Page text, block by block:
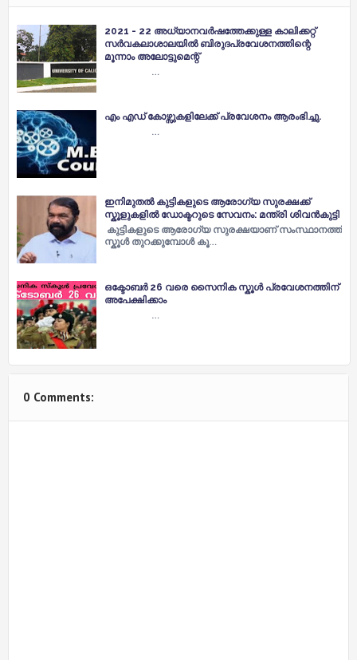
2021 - 22 അധ്യാനവർഷത്തേക്കുള്ള കാലിക്കറ്റ്
സർവകലാശാലയിൽ ബിരുദപ്രവേശനത്തിന്റെ
മൂന്നാം അലോട്ടുമെന്റ്
…
എം എഡ് കോഴ്സുകളിലേക്ക് പ്രവേശനം ആരംഭിച്ചു.
…
ഇനിമുതൽ കുട്ടികളുടെ ആരോഗ്യ സുരക്ഷക്ക്
സ്കൂളുകളിൽ ഡോക്ടറുടെ സേവനം: മന്ത്രി ശിവൻകുട്ടി
കുട്ടികളുടെ ആരോഗ്യ സുരക്ഷയാണ് സംസ്ഥാനത്ത്
സ്കൂൾ തുറക്കുമ്പോൾ കൂ…
ഒക്ടോബർ 26 വരെ സൈനിക സ്കൂൾ പ്രവേശനത്തിന്
അപേക്ഷിക്കാം
…
0 Comments: